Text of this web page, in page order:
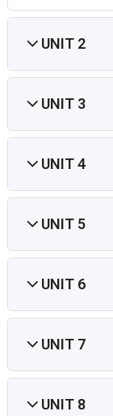
UNIT 2
UNIT 3
UNIT 4
UNIT 5
UNIT 6
UNIT 7
UNIT 8